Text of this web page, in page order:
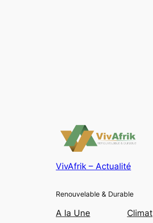
VivAfrik – Actualité
Renouvelable & Durable
A la Une Climat